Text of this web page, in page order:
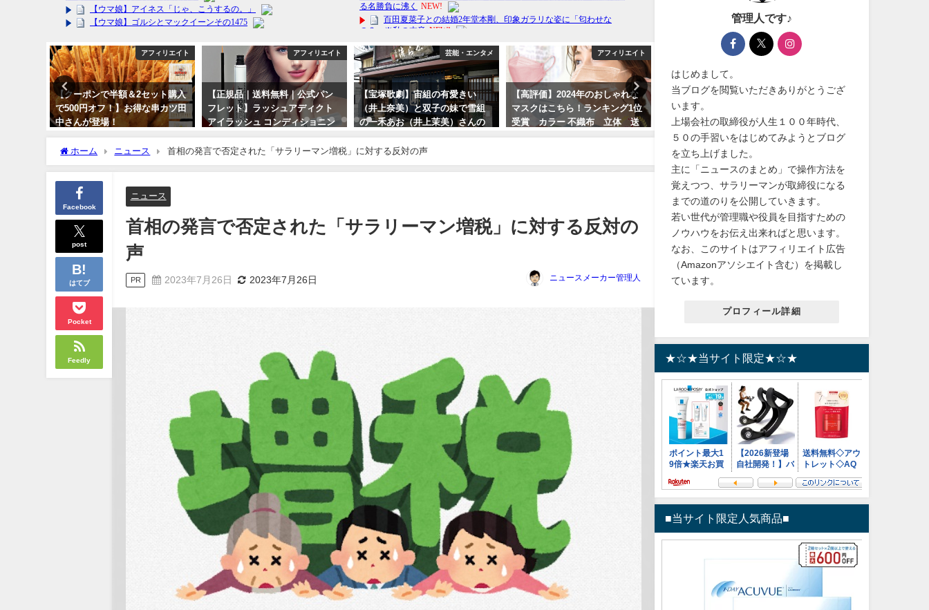
アフィリエイト
【クーポンで半額＆2セット購入
で500円オフ！】お得な串カツ田
中さんが登場！
アフィリエイト
【正規品｜送料無料｜公式パン
フレット】ラッシュアディクト
アイラッシュ コンディショニン
グセラム 5ml まつ毛美容液
2024年4月4日
芸能・エンタメ
【宝塚歌劇】宙組の有愛きい
（井上奈美）と双子の妹で雪組
の一禾あお（井上茉美）さんの
実家「京つけもの処近為」も急
遽臨時休業で、天彩峰里（芥田
樹里）は関係ないです
アフィリエイト
【高評価】2024年のおしゃれな
マスクはこちら！ランキング1位
受賞 カラー 不織布 立体 送
料無料！バーゲンセール
アフィリエイト
【同時購入特典】LOVE
TRIGGER / We’ll go together (初
回盤A＋初回盤B＋通常盤セット)
(Snow Manカレンダー 2024.4-
2025.3) [ Snow Man ] の魅力を紹
介します！
2024年1月29日
【保存版】大人の恐れ回避
係での再構築
2024年10月20日
ホーム ニュース 首相の発言で否定された「サラリーマン増税」に対する反対の声
Facebook
post
はてブ
Pocket
Feedly
ニュース
首相の発言で否定された「サラリーマン増税」に対する反対の
声
PR 2023年7月26日 2023年7月26日 ニュースメーカー管理人
管理人です♪
はじめまして。
当ブログを閲覧いただきありがとうござ
います。
上場会社の取締役が人生１００年時代、
５０の手習いをはじめてみようとブログ
を立ち上げました。
主に「ニュースのまとめ」で操作方法を
覚えつつ、サラリーマンが取締役になる
までの道のりを公開していきます。
若い世代が管理職や役員を目指すための
ノウハウをお伝え出来ればと思います。
なお、このサイトはアフィリエイト広告
（Amazonアソシエイト含む）を掲載し
ています。
プロフィール詳細
★☆★当サイト限定★☆★
■当サイト限定人気商品■